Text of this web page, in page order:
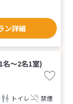
ン詳細
名～2名1室)
トイレ 禁煙